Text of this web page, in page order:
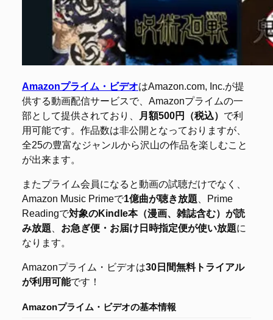
Amazonプライム・ビデオはAmazon.com, Inc.が提
供する動画配信サービスで、Amazonプライムの一
部として提供されており、
月額500円（税込） で利
用可能です。作品数は非公開となっておりますが、
全25の豊富なジャンルから沢山の作品を楽しむこと
が出来ます。
またプライム会員になると動画の試聴だけでなく、
Amazon Music Primeで1億曲が聴き放題 、Prime
Readingで対象のKindle本（漫画、雑誌含む）が読
み放題
お急ぎ便・お届け日時指定便が使い放題に
なります。
Amazonプライム・ビデオは30日間無料トライアル
が利用可能です！
Amazonプライム・ビデオの基本情報